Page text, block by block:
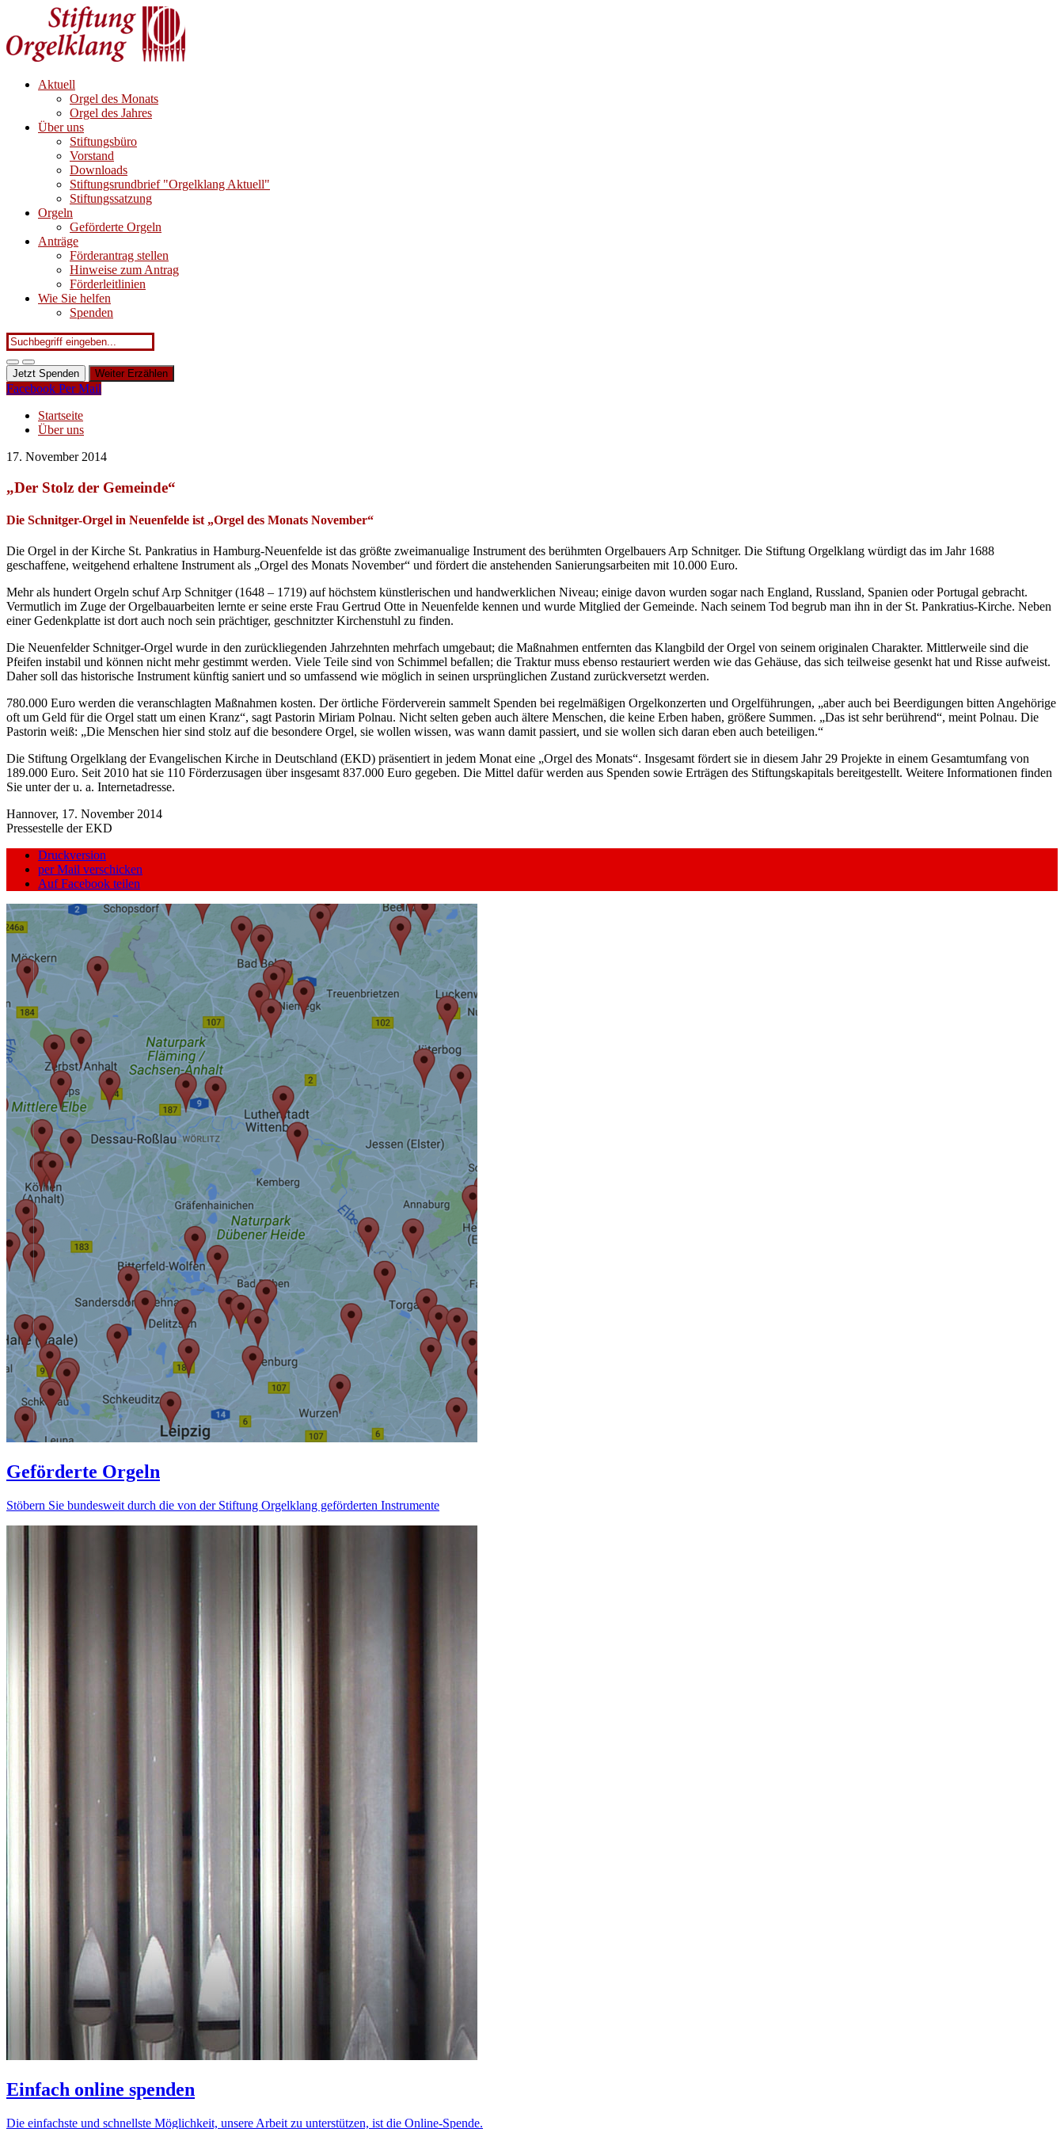
Aktuell
Orgel des Monats
Orgel des Jahres
Über uns
Stiftungsbüro
Vorstand
Downloads
Stiftungsrundbrief "Orgelklang Aktuell"
Stiftungssatzung
Orgeln
Geförderte Orgeln
Anträge
Förderantrag stellen
Hinweise zum Antrag
Förderleitlinien
Wie Sie helfen
Spenden
Jetzt Spenden Weiter Erzählen
Facebook Per Mail
Startseite
Über uns
17. November 2014
„Der Stolz der Gemeinde“
Die Schnitger-Orgel in Neuenfelde ist „Orgel des Monats November“
Die Orgel in der Kirche St. Pankratius in Hamburg-Neuenfelde ist das größte zweimanualige Instrument des berühmten Orgelbauers Arp Schnitger. Die Stiftung Orgelklang würdigt das im Jahr 1688
geschaffene, weitgehend erhaltene Instrument als „Orgel des Monats November“ und fördert die anstehenden Sanierungsarbeiten mit 10.000 Euro.
Mehr als hundert Orgeln schuf Arp Schnitger (1648 – 1719) auf höchstem künstlerischen und handwerklichen Niveau; einige davon wurden sogar nach England, Russland, Spanien oder Portugal gebracht.
Vermutlich im Zuge der Orgelbauarbeiten lernte er seine erste Frau Gertrud Otte in Neuenfelde kennen und wurde Mitglied der Gemeinde. Nach seinem Tod begrub man ihn in der St. Pankratius-Kirche. Neben
einer Gedenkplatte ist dort auch noch sein prächtiger, geschnitzter Kirchenstuhl zu finden.
Die Neuenfelder Schnitger-Orgel wurde in den zurückliegenden Jahrzehnten mehrfach umgebaut; die Maßnahmen entfernten das Klangbild der Orgel von seinem originalen Charakter. Mittlerweile sind die
Pfeifen instabil und können nicht mehr gestimmt werden. Viele Teile sind von Schimmel befallen; die Traktur muss ebenso restauriert werden wie das Gehäuse, das sich teilweise gesenkt hat und Risse aufweist.
Daher soll das historische Instrument künftig saniert und so umfassend wie möglich in seinen ursprünglichen Zustand zurückversetzt werden.
780.000 Euro werden die veranschlagten Maßnahmen kosten. Der örtliche Förderverein sammelt Spenden bei regelmäßigen Orgelkonzerten und Orgelführungen, „aber auch bei Beerdigungen bitten Angehörige
oft um Geld für die Orgel statt um einen Kranz“, sagt Pastorin Miriam Polnau. Nicht selten geben auch ältere Menschen, die keine Erben haben, größere Summen. „Das ist sehr berührend“, meint Polnau. Die
Pastorin weiß: „Die Menschen hier sind stolz auf die besondere Orgel, sie wollen wissen, was wann damit passiert, und sie wollen sich daran eben auch beteiligen.“
Die Stiftung Orgelklang der Evangelischen Kirche in Deutschland (EKD) präsentiert in jedem Monat eine „Orgel des Monats“. Insgesamt fördert sie in diesem Jahr 29 Projekte in einem Gesamtumfang von
189.000 Euro. Seit 2010 hat sie 110 Förderzusagen über insgesamt 837.000 Euro gegeben. Die Mittel dafür werden aus Spenden sowie Erträgen des Stiftungskapitals bereitgestellt. Weitere Informationen finden
Sie unter der u. a. Internetadresse.
Hannover, 17. November 2014
Pressestelle der EKD
Druckversion
per Mail verschicken
Auf Facebook teilen
Geförderte Orgeln
Stöbern Sie bundesweit durch die von der Stiftung Orgelklang geförderten Instrumente
Einfach online spenden
Die einfachste und schnellste Möglichkeit, unsere Arbeit zu unterstützen, ist die Online-Spende.